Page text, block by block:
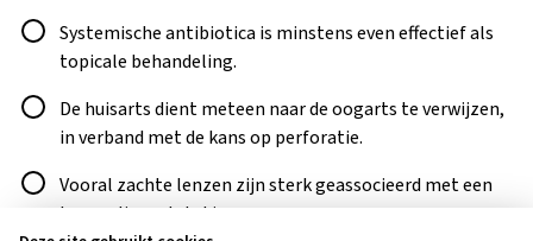
Systemische antibiotica is minstens even effectief als
topicale behandeling.
De huisarts dient meteen naar de oogarts te verwijzen,
in verband met de kans op perforatie.
Vooral zachte lenzen zijn sterk geassocieerd met een
hoornvliesontsteking.